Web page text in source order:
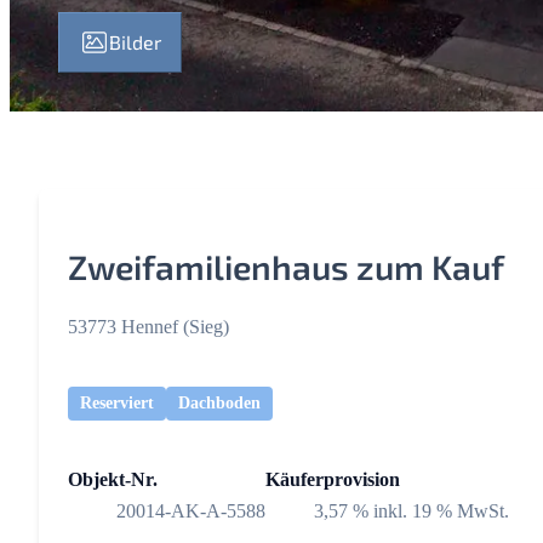
Bilder
Zweifamilienhaus zum Kauf
53773 Hennef (Sieg)
Reserviert Dachboden
Objekt-Nr.
20014-AK-A-5588
Käuferprovision
3,57 % inkl. 19 % MwSt.